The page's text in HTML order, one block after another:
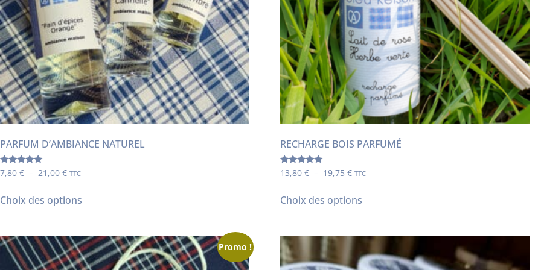
PARFUM D’AMBIANCE NATUREL
Note
4.89
7,80 € – 21,00 € TTC
Choix des options
RECHARGE BOIS PARFUMÉ
Note
5.00
13,80€ – 19,75€ TTC
Choix des options
Promo !